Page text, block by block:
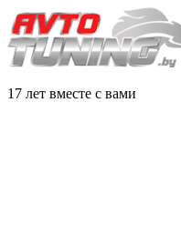
17 лет вместе с вами